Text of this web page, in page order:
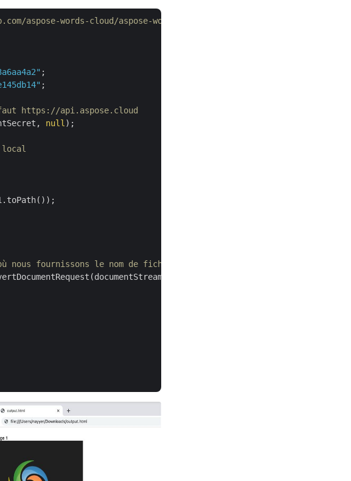
words-cloud/aspose-words-cloud-java
;
;
https://api.aspose.cloud
null );
local
nous fournissons le nom de fichier résultant